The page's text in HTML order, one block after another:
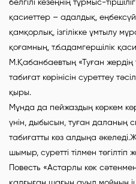
белгілі кезеңнің тұрмыс-
қасиеттер – адалдық,
қамқорлық, ізгілікке ұмтылу
қоғамның, т.б.адамгершілік
М.Қабанбаевтың «Туған жердің
табиғат көрінісін суреттеу
қыры.
Мұнда да пейжаздың көркем
үнін, дыбысын, туған даланың
табиғатты көз алдыңа
шымыр, суретті тілмен төгілтіп
Повесть «Астарлы көк